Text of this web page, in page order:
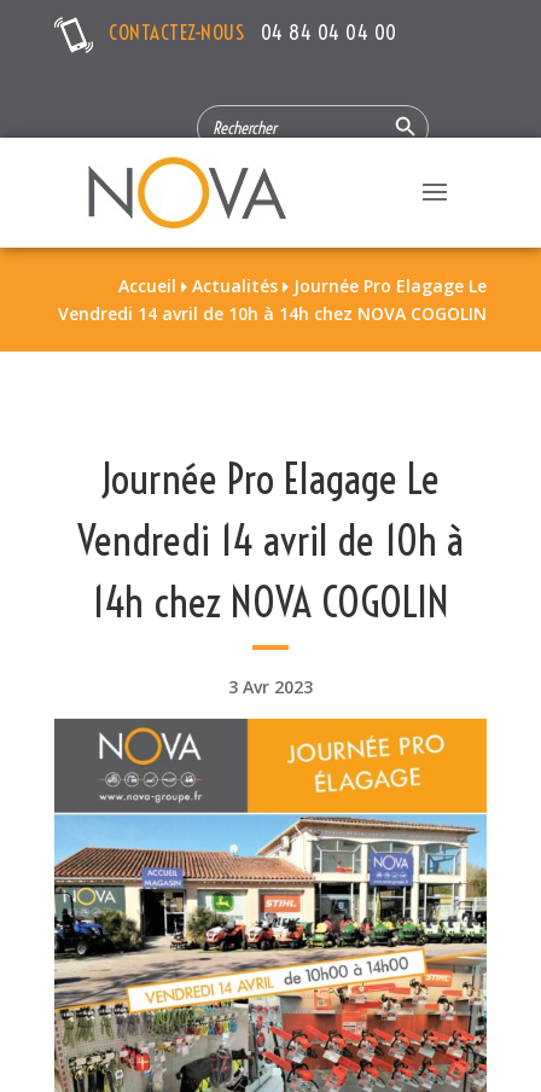
CONTACTEZ-NOUS 04 84 04 04 00
SEARCH
FOR:
Search Button
Accueil  Actualités  Journée Pro Elagage Le
Vendredi 14 avril de 10h à 14h chez NOVA COGOLIN
Journée Pro Elagage Le
Vendredi 14 avril de 10h à
14h chez NOVA COGOLIN
3 Avr 2023